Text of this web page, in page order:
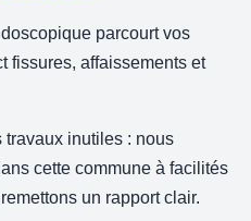
parcourt vos
fissures, affaissements et
inutiles : nous
cette commune à facilités
un rapport clair.